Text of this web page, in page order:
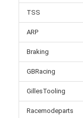
TSS
ARP
Braking
GBRacing
GillesTooling
Racemodeparts